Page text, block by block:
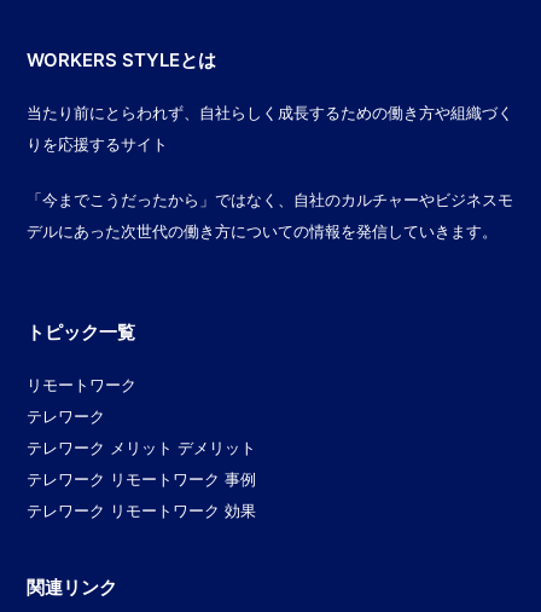
WORKERS STYLEとは
当たり前にとらわれず、自社らしく成長するための働き方や組織づく
りを応援するサイト
「今までこうだったから」ではなく、自社のカルチャーやビジネスモ
デルにあった次世代の働き方についての情報を発信していきます。
トピック一覧
リモートワーク
テレワーク
テレワーク メリット デメリット
テレワーク リモートワーク 事例
テレワーク リモートワーク 効果
関連リンク